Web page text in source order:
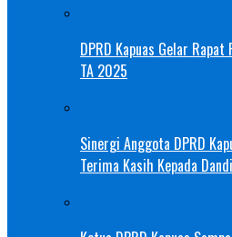
DPRD Kapuas Gelar Rapat
TA 2025
Sinergi Anggota DPRD
Terima Kasih Kepada